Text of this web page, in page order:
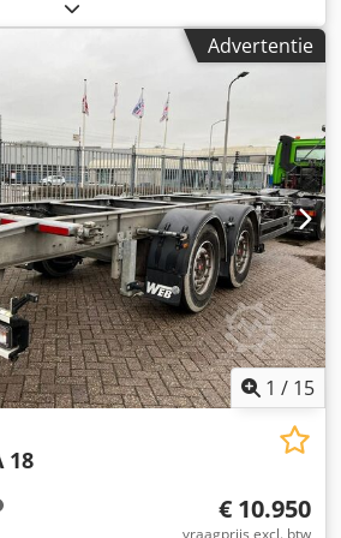
30 %, wielbasis:7.550 mm, kleur:
, = Aanvullende
= - Liftas - Luchtvering = Meer
Merk assen: BPW Remmen:
1: Bandenmaat: 385/65;
2: Bandenmaat: 385/65 R20;
T Ehto Ah Uock Achteras 3:
Bandenprofiel: 50% Gewichten Ledig
30.340 kg GVW: 37.000 kg
Identificatie Kenteken: OS-94-
Advertentie
1 / 15
18
€ 10.950